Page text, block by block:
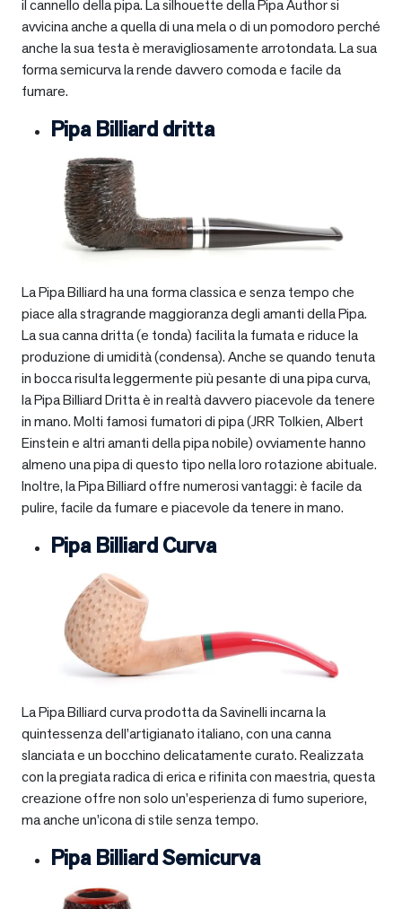
il cannello della pipa. La silhouette della Pipa Author si
avvicina anche a quella di una mela o di un pomodoro perché
anche la sua testa è meravigliosamente arrotondata. La sua
forma semicurva la rende davvero comoda e facile da
fumare.
Pipa Billiard dritta
La Pipa Billiard ha una forma classica e senza tempo che
piace alla stragrande maggioranza degli amanti della Pipa.
La sua canna dritta (e tonda) facilita la fumata e riduce la
produzione di umidità (condensa). Anche se quando tenuta
in bocca risulta leggermente più pesante di una pipa curva,
la Pipa Billiard Dritta è in realtà davvero piacevole da tenere
in mano. Molti famosi fumatori di pipa (JRR Tolkien, Albert
Einstein e altri amanti della pipa nobile) ovviamente hanno
almeno una pipa di questo tipo nella loro rotazione abituale.
Inoltre, la Pipa Billiard offre numerosi vantaggi: è facile da
pulire, facile da fumare e piacevole da tenere in mano.
Pipa Billiard Curva
La Pipa Billiard curva prodotta da Savinelli incarna la
quintessenza dell’artigianato italiano, con una canna
slanciata e un bocchino delicatamente curato. Realizzata
con la pregiata radica di erica e rifinita con maestria, questa
creazione offre non solo un’esperienza di fumo superiore,
ma anche un’icona di stile senza tempo.
Pipa Billiard Semicurva